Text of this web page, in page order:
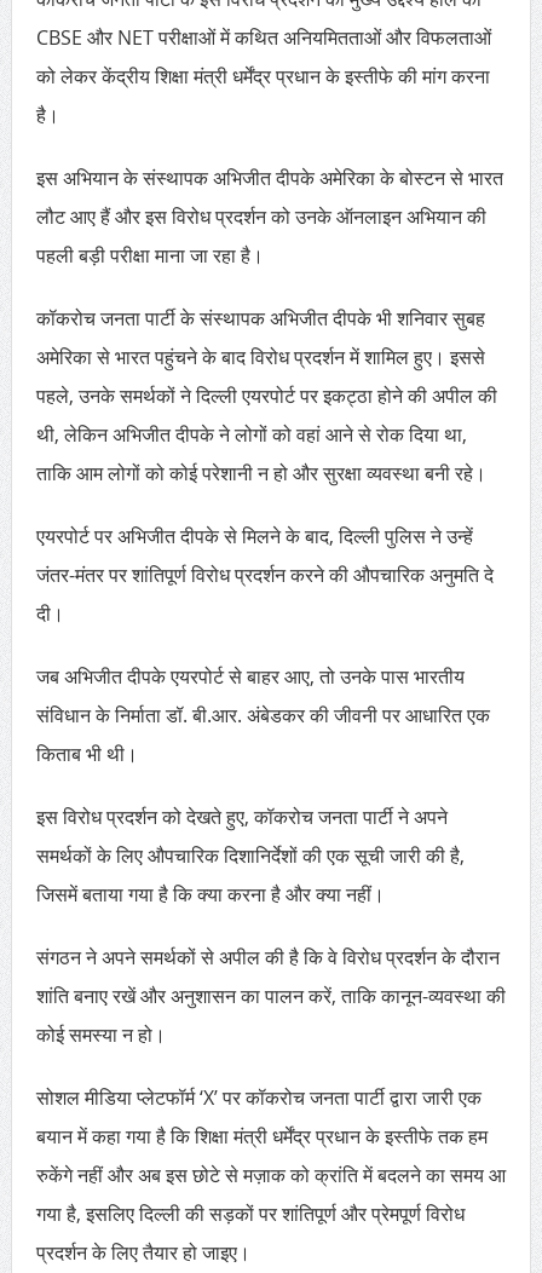
CBSE और NET परीक्षाओं में कथित अनियमितताओं और विफलताओं
को लेकर केंद्रीय शिक्षा मंत्री धर्मेंद्र प्रधान के इस्तीफे की मांग करना
है।
इस अभियान के संस्थापक अभिजीत दीपके अमेरिका के बोस्टन से भारत
लौट आए हैं और इस विरोध प्रदर्शन को उनके ऑनलाइन अभियान की
पहली बड़ी परीक्षा माना जा रहा है।
कॉकरोच जनता पार्टी के संस्थापक अभिजीत दीपके भी शनिवार सुबह
अमेरिका से भारत पहुंचने के बाद विरोध प्रदर्शन में शामिल हुए। इससे
पहले, उनके समर्थकों ने दिल्ली एयरपोर्ट पर इकट्ठा होने की अपील की
थी, लेकिन अभिजीत दीपके ने लोगों को वहां आने से रोक दिया था,
ताकि आम लोगों को कोई परेशानी न हो और सुरक्षा व्यवस्था बनी रहे।
एयरपोर्ट पर अभिजीत दीपके से मिलने के बाद, दिल्ली पुलिस ने उन्हें
जंतर-मंतर पर शांतिपूर्ण विरोध प्रदर्शन करने की औपचारिक अनुमति दे
दी।
जब अभिजीत दीपके एयरपोर्ट से बाहर आए, तो उनके पास भारतीय
संविधान के निर्माता डॉ. बी.आर. अंबेडकर की जीवनी पर आधारित एक
किताब भी थी।
इस विरोध प्रदर्शन को देखते हुए, कॉकरोच जनता पार्टी ने अपने
समर्थकों के लिए औपचारिक दिशानिर्देशों की एक सूची जारी की है,
जिसमें बताया गया है कि क्या करना है और क्या नहीं।
संगठन ने अपने समर्थकों से अपील की है कि वे विरोध प्रदर्शन के दौरान
शांति बनाए रखें और अनुशासन का पालन करें, ताकि कानून-व्यवस्था की
कोई समस्या न हो।
सोशल मीडिया प्लेटफॉर्म ‘X’ पर कॉकरोच जनता पार्टी द्वारा जारी एक
बयान में कहा गया है कि शिक्षा मंत्री धर्मेंद्र प्रधान के इस्तीफे तक हम
रुकेंगे नहीं और अब इस छोटे से मज़ाक को क्रांति में बदलने का समय आ
गया है, इसलिए दिल्ली की सड़कों पर शांतिपूर्ण और प्रेमपूर्ण विरोध
प्रदर्शन के लिए तैयार हो जाइए।